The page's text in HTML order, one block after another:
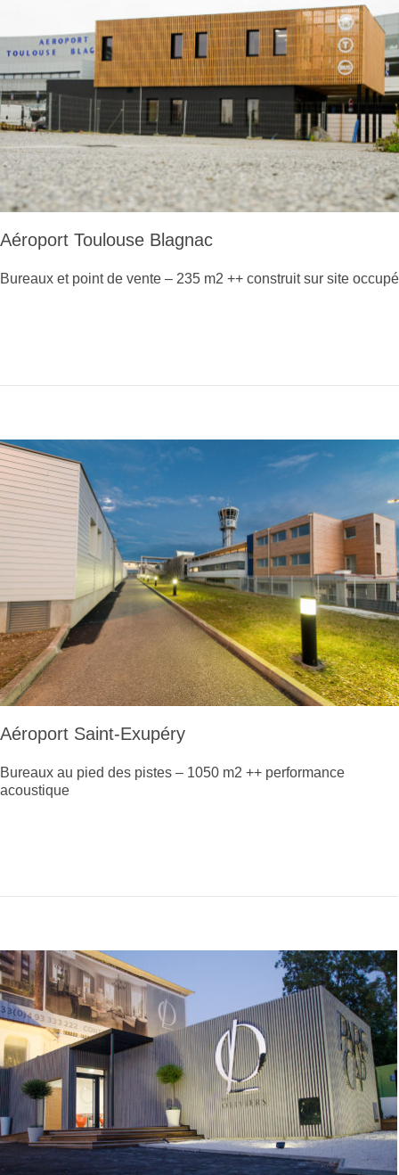
Aéroport Toulouse Blagnac
Bureaux et point de vente – 235 m2 ++ construit sur site occupé
Aéroport Saint-Exupéry
Bureaux au pied des pistes – 1050 m2 ++ performance
acoustique